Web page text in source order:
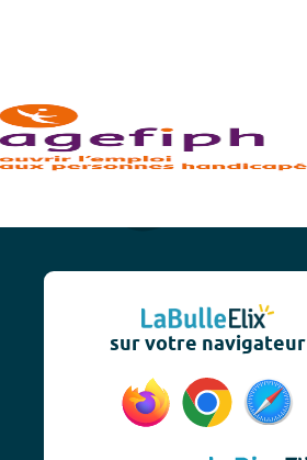
sur votre navigateur